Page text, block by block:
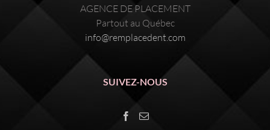
AGENCE DE PLACEMENT
Partout au Québec
info@remplacedent.com
SUIVEZ-NOUS